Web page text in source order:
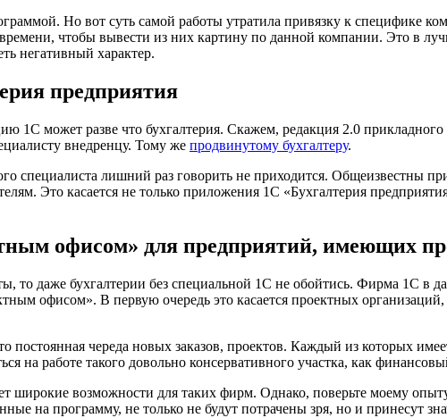
Но вот суть самой работы утратила привязку к специфике
чтобы вывести из них картину по данной компании. Это в
негативный характер.
предприятия
1С может разве что бухгалтерия. Скажем, редакция 2.0
внедренцу. Тому же продвинутому бухгалтеру.
специалиста лишний раз говорить не приходится. Общеизвестны
Это касается не только приложения 1С «Бухгалтерия
офисом» для предприятий, имеющих
то даже бухгалтерии без специальной 1С не обойтись. Фирма 1С в
офисом». В первую очередь это касается проектных
постоянная череда новых заказов, проектов. Каждый из которых
на работе такого довольно консервативного участка, как
возможности для таких фирм. Однако, поверьте моему
на программу, не только не будут потрачены зря, но и принесут